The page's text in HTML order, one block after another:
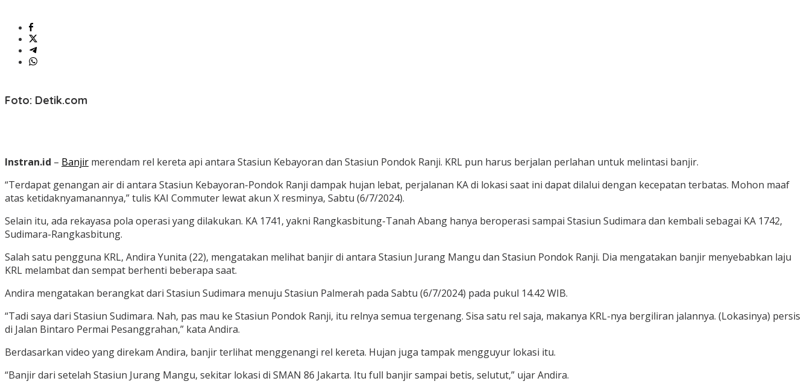
Foto: Detik.com
Instran.id – Banjir merendam rel kereta api antara Stasiun Kebayoran dan Stasiun Pondok Ranji. KRL pun harus berjalan perlahan untuk melintasi banjir.
“Terdapat genangan air di antara Stasiun Kebayoran-Pondok Ranji dampak hujan lebat, perjalanan KA di lokasi saat ini dapat dilalui dengan kecepatan terbatas. Mohon maaf
atas ketidaknyamanannya,” tulis KAI Commuter lewat akun X resminya, Sabtu (6/7/2024).
Selain itu, ada rekayasa pola operasi yang dilakukan. KA 1741, yakni Rangkasbitung-Tanah Abang hanya beroperasi sampai Stasiun Sudimara dan kembali sebagai KA 1742,
Sudimara-Rangkasbitung.
Salah satu pengguna KRL, Andira Yunita (22), mengatakan melihat banjir di antara Stasiun Jurang Mangu dan Stasiun Pondok Ranji. Dia mengatakan banjir menyebabkan laju
KRL melambat dan sempat berhenti beberapa saat.
Andira mengatakan berangkat dari Stasiun Sudimara menuju Stasiun Palmerah pada Sabtu (6/7/2024) pada pukul 14.42 WIB.
“Tadi saya dari Stasiun Sudimara. Nah, pas mau ke Stasiun Pondok Ranji, itu relnya semua tergenang. Sisa satu rel saja, makanya KRL-nya bergiliran jalannya. (Lokasinya) persis
di Jalan Bintaro Permai Pesanggrahan,” kata Andira.
Berdasarkan video yang direkam Andira, banjir terlihat menggenangi rel kereta. Hujan juga tampak mengguyur lokasi itu.
“Banjir dari setelah Stasiun Jurang Mangu, sekitar lokasi di SMAN 86 Jakarta. Itu full banjir sampai betis, selutut,” ujar Andira.